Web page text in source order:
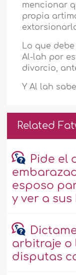
mencionar
propia
Lo que
Al-lah por
divorcio,
Y Al lah
Related
Pide el
esposo
y ver a sus
arbitraje o
disputas